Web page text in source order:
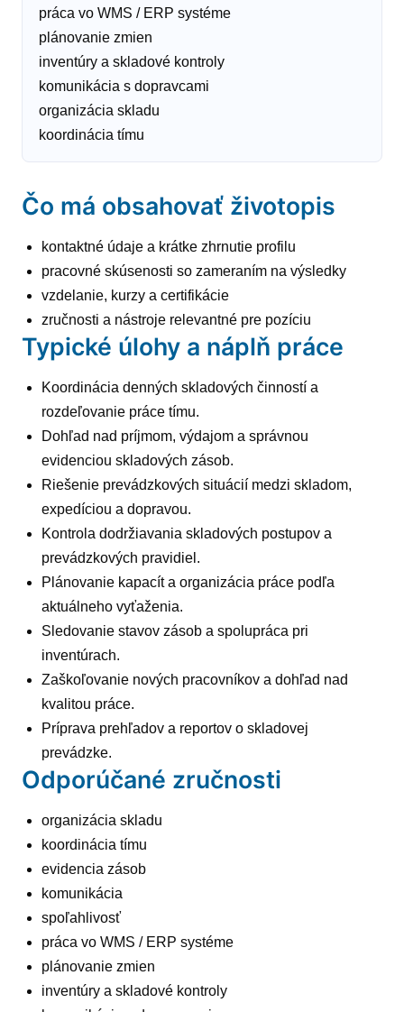
práca vo WMS / ERP systéme
plánovanie zmien
inventúry a skladové kontroly
komunikácia s dopravcami
organizácia skladu
koordinácia tímu
Čo má obsahovať životopis
kontaktné údaje a krátke zhrnutie profilu
pracovné skúsenosti so zameraním na výsledky
vzdelanie, kurzy a certifikácie
zručnosti a nástroje relevantné pre pozíciu
Typické úlohy a náplň práce
Koordinácia denných skladových činností a
rozdeľovanie práce tímu.
Dohľad nad príjmom, výdajom a správnou
evidenciou skladových zásob.
Riešenie prevádzkových situácií medzi skladom,
expedíciou a dopravou.
Kontrola dodržiavania skladových postupov a
prevádzkových pravidiel.
Plánovanie kapacít a organizácia práce podľa
aktuálneho vyťaženia.
Sledovanie stavov zásob a spolupráca pri
inventúrach.
Zaškoľovanie nových pracovníkov a dohľad nad
kvalitou práce.
Príprava prehľadov a reportov o skladovej
prevádzke.
Odporúčané zručnosti
organizácia skladu
koordinácia tímu
evidencia zásob
komunikácia
spoľahlivosť
práca vo WMS / ERP systéme
plánovanie zmien
inventúry a skladové kontroly